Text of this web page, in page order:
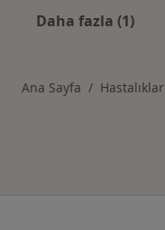
Daha fazla (1)
Ana Sayfa Hastalıklar